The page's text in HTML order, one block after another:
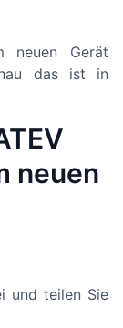
neuen Gerät
das ist in
neuen
und teilen Sie